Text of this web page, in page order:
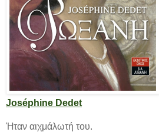
Joséphine Dedet
Ήταν αιχμάλωτή του.